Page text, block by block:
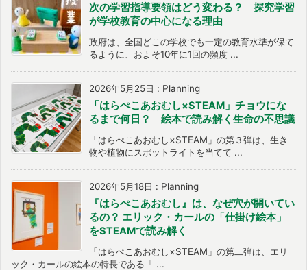
次の学習指導要領はどう変わる？ 探究学習
が学校教育の中心になる理由
政府は、全国どこの学校でも一定の教育水準が保て
るように、およそ10年に1回の頻度 ...
2026年5月25日 : Planning
「はらぺこあおむし×STEAM」チョウにな
るまで何日？ 絵本で読み解く生命の不思議
「はらぺこあおむし×STEAM」の第３弾は、生き
物や植物にスポットライトを当てて ...
2026年5月18日 : Planning
『はらぺこあおむし』は、なぜ穴が開いてい
るの？ エリック・カールの「仕掛け絵本」
をSTEAMで読み解く
「はらぺこあおむし×STEAM」の第二弾は、エリ
ック・カールの絵本の特長である「 ...